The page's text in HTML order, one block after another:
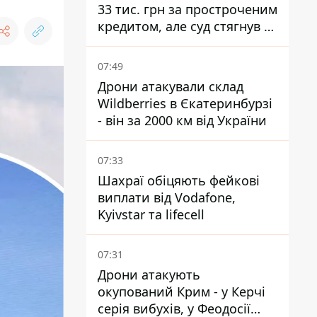
33 тис. грн за простроченим
кредитом, але суд стягнув з
боржниці лише 22 тис. грн
07:49
Дрони атакували склад
Wildberries в Єкатеринбурзі
- він за 2000 км від України
07:33
Шахраї обіцяють фейкові
виплати від Vodafone,
Kyivstar та lifecell
07:31
Дрони атакують
окупований Крим - у Керчі
серія вибухів, у Феодосії